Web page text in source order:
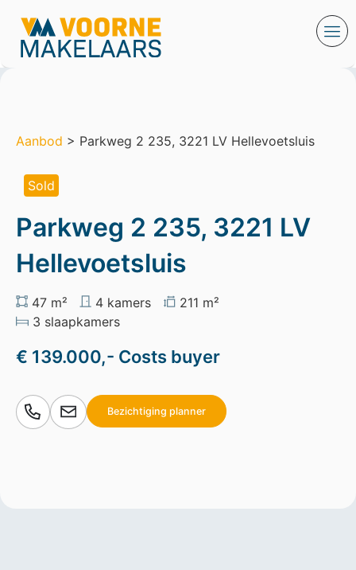
Aanbod > Parkweg 2 235, 3221 LV Hellevoetsluis
Sold
Parkweg 2 235, 3221 LV
Hellevoetsluis
47 m² 4 kamers
211 m²
3 slaapkamers
€ 139.000,- Costs buyer
Bezichtiging planner